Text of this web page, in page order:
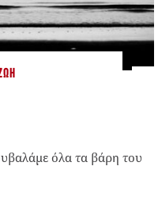
όλα τα βάρη του